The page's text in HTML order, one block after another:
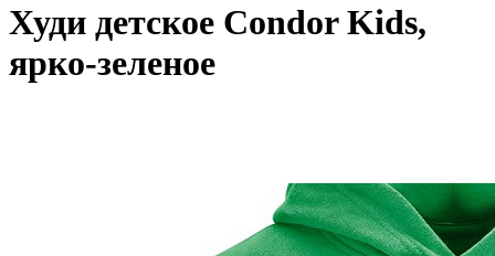
Худи детское Condor Kids,
ярко-зеленое